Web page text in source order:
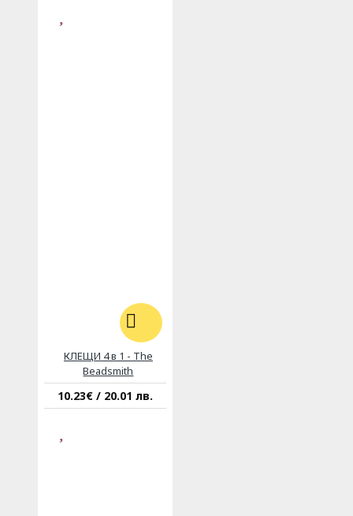
КЛЕЩИ 4 в 1 - The
Beadsmith
10.23€ / 20.01 лв.